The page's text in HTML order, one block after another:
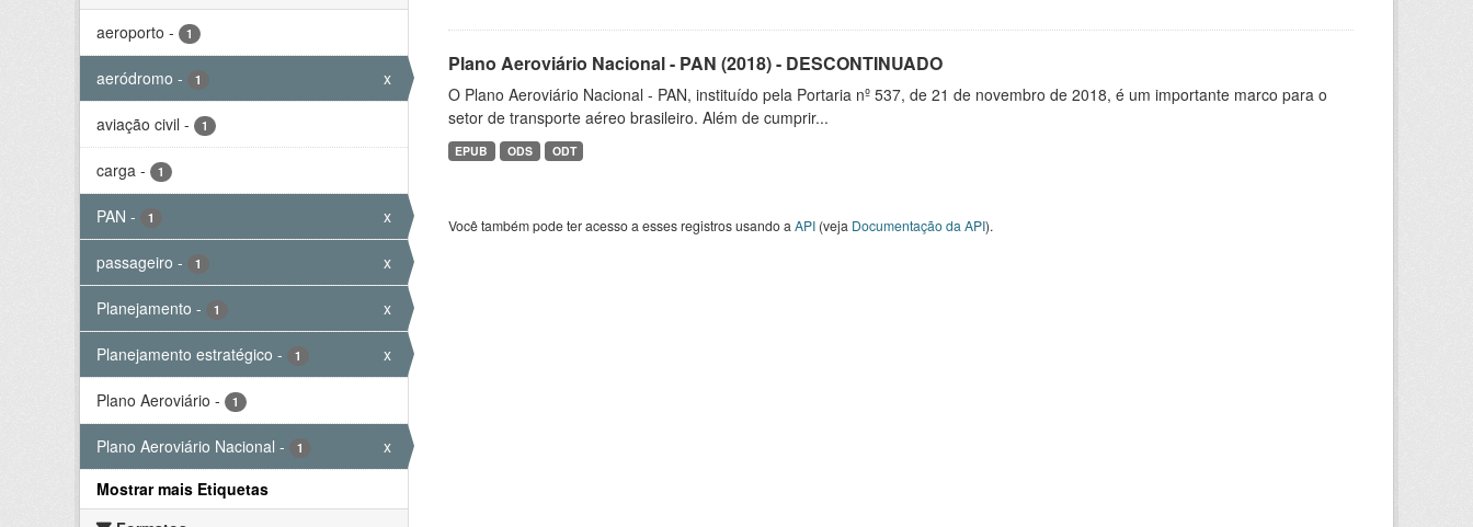
aeroporto - 1
aeródromo - 1 x
aviação civil - 1
carga - 1
PAN - 1 x
passageiro - 1 x
Planejamento - 1 x
Planejamento estratégico - 1 x
Plano Aeroviário - 1
Plano Aeroviário Nacional - 1
x
Mostrar mais Etiquetas
Plano Aeroviário Nacional - PAN (2018) - DESCONTINUADO
O Plano Aeroviário Nacional - PAN, instituído pela Portaria nº 537, de 21 de novembro de 2018, é um importante marco para o
setor de transporte aéreo brasileiro. Além de cumprir...
EPUB ODS ODT
Você também pode ter acesso a esses registros usando a API(veja Documentação da API).